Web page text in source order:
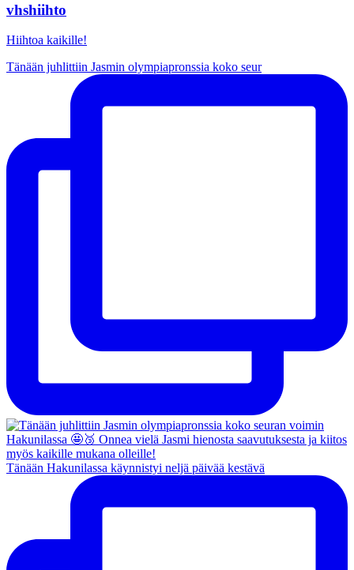
vhshiihto
Hiihtoa kaikille!
Tänään juhlittiin Jasmin olympiapronssia koko seur
Tänään Hakunilassa käynnistyi neljä päivää kestävä